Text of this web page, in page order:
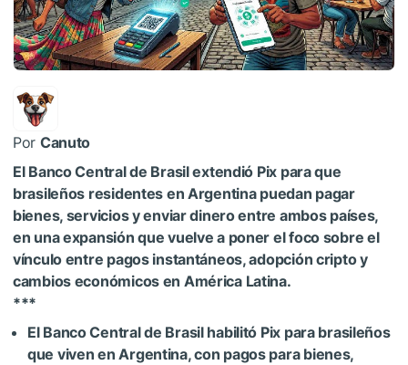
Por Canuto
El Banco Central de Brasil extendió Pix para que
brasileños residentes en Argentina puedan pagar
bienes, servicios y enviar dinero entre ambos países,
en una expansión que vuelve a poner el foco sobre el
vínculo entre pagos instantáneos, adopción cripto y
cambios económicos en América Latina.
***
El Banco Central de Brasil habilitó Pix para brasileños
que viven en Argentina, con pagos para bienes,